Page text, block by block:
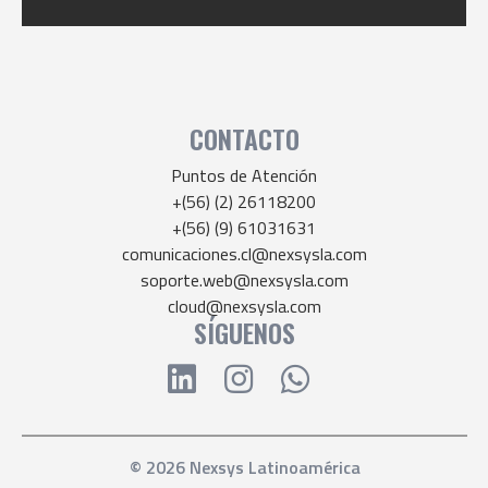
CONTACTO
Puntos de Atención
+(56) (2) 26118200
+(56) (9) 61031631
comunicaciones.cl@nexsysla.com
soporte.web@nexsysla.com
cloud@nexsysla.com
SÍGUENOS
© 2026 Nexsys Latinoamérica